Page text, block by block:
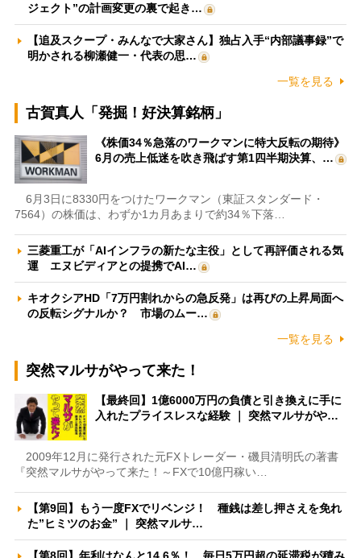
ジェクト”の計画変更の裏で起き…
【追及スクープ・みんなで大家さん】独占入手“内部議事録”で
明かされる柳瀬健一・代表の思…
一覧を見る
古賀真人「発掘！好決算銘柄」
《株価34％急落のワークマンに特大反転の期待》
6月の売上低迷を吹き飛ばす第1四半期決算、…
6月3日に8330円をつけたワークマン（東証スタンダード・
7564）の株価は、わずか1カ月あまりで約34％下落…
三菱重工が「AIインフラの新たな主役」として再評価される気
運 エヌビディアとの提携でAI…
キオクシアHD「7万円割れからの急反発」は再びの上昇局面へ
の反転シグナルか？ 市場のムー…
一覧を見る
突然マルサがやって来た！
【最終回】1億6000万円の負債と引き換えに手に
入れたプライスレスな経験 ｜ 突然マルサがや…
2009年12月に発行された元FXトレーダー・磯貝清明氏の著書
『突然マルサがやって来た！～FXで10億円稼い…
【第9回】もう一度FXでリベンジ！ 種銭は差し押さえを免れ
た”ヒミツのお金” ｜ 突然マルサ…